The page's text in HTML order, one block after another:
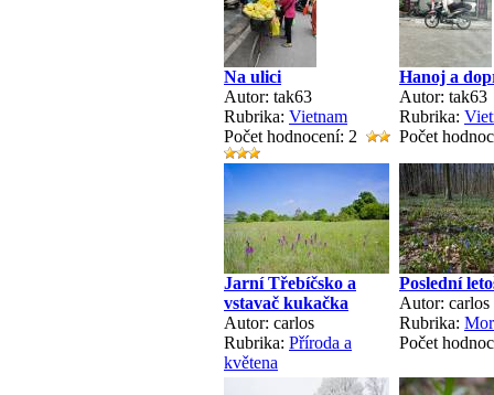
Na ulici
Autor: tak63
Rubrika: Vietnam
Počet hodnocení: 2
Hanoj a
Autor: tak63
Rubrika:
Počet
Jarní Třebíčsko a
vstavač kukačka
Autor: carlos
Rubrika: Příroda a
květena
Poslední
Autor: carlos
Rubrika:
Počet